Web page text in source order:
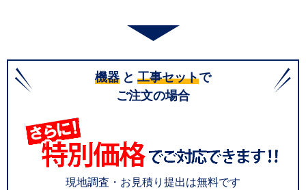
機器 と 工事セットで
ご注文の場合
現地調査・お見積り提出は無料です